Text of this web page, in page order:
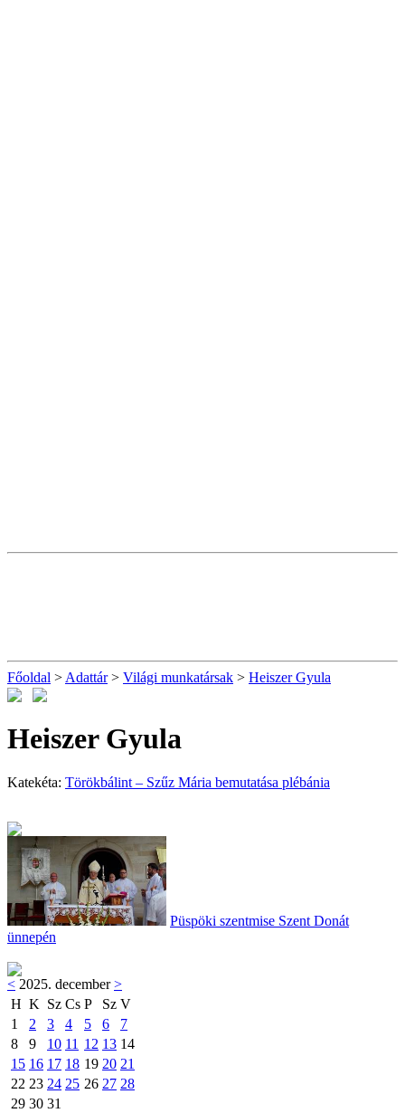
Főoldal > Adattár> Világi munkatársak > Heiszer Gyula
Heiszer Gyula
Katekéta: Törökbálint – Szűz Mária bemutatása plébánia
Püspöki szentmise Szent Donát
ünnepén
< 2025. december>
H K Sz Cs P Sz V
1
2 3 4 5 6
7
8
9 10 11 12 13 14
15 16 17 18 19 20 21
22 23 24 25 26 27 28
29 30 31